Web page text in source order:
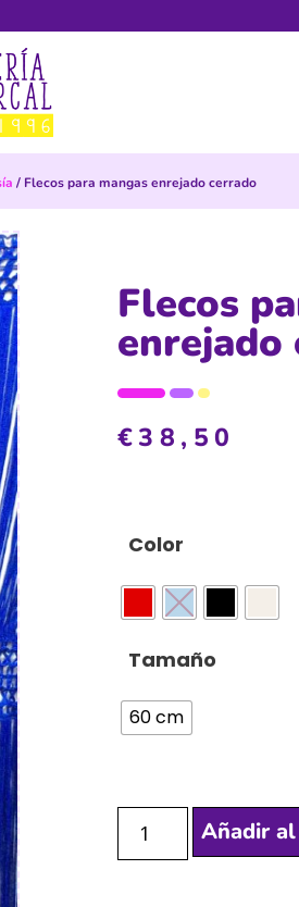
/ Flecos para mangas enrejado cerrado
Flecos
enrejado
€38,50
Color
Tamaño
60 cm
Añadir